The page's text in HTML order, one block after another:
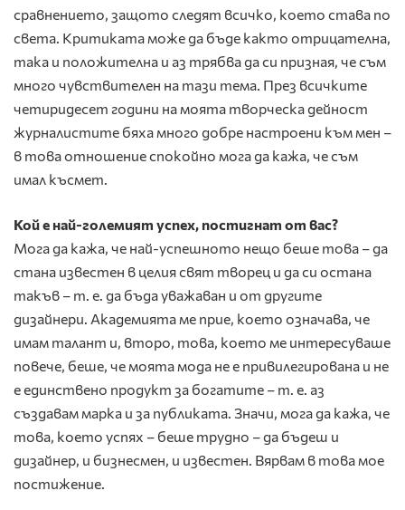
сравнението, защото следят всичко, което става по
света. Критиката може да бъде както отрицателна,
така и положителна и аз трябва да си призная, че съм
много чувствителен на тази тема. През всичките
четиридесет години на моята творческа дейност
журналистите бяха мно­го добре настроени към мен –
в това отношение спокойно мога да кажа, че съм
имал късмет.
Кой е най-големият успех, постигнат от вас?
Мога да кажа, че най-успешното нещо беше това – да
стана известен в целия свят творец и да си остана
такъв – т. е. да бъда уважаван и от другите
дизайнери. Академията ме прие, което означава, че
имам талант и, второ, това, което ме интересуваше
повече, беше, че моята мода не е привиле­гирована и не
е единствено продукт за богатите – т. е. аз
създавам марка и за публиката. Значи, мога да кажа, че
това, което успях – беше трудно – да бъдеш и
дизайнер, и бизнесмен, и известен. Вярвам в това мое
постижение.